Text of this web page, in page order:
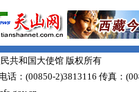
共和国大使馆 版权所有
话：(00850-2)3813116 传真：